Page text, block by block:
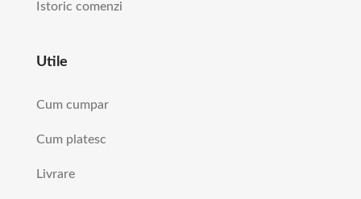
Istoric comenzi
Utile
Cum cumpar
Cum platesc
Livrare